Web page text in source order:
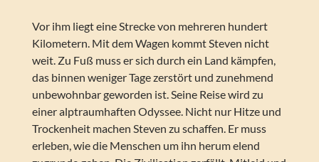
Vor ihm liegt eine Strecke von mehreren hundert
Kilometern. Mit dem Wagen kommt Steven nicht
weit. Zu Fuß muss er sich durch ein Land kämpfen,
das binnen weniger Tage zerstört und zunehmend
unbewohnbar geworden ist. Seine Reise wird zu
einer alptraumhaften Odyssee. Nicht nur Hitze und
Trockenheit machen Steven zu schaffen. Er muss
erleben, wie die Menschen um ihn herum elend